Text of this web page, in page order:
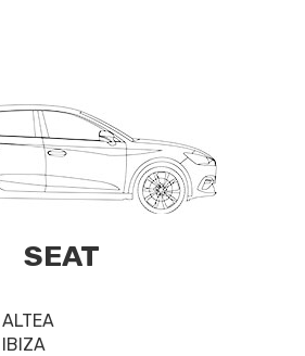
SEAT
ALTEA
IBIZA